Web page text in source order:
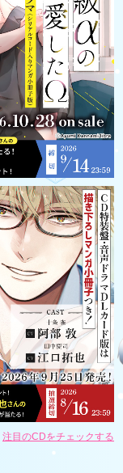
注目のCDをチェックする